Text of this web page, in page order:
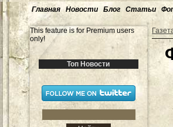
Главная Новости Блог Статьи
This feature is for Premium users
only!
Топ Новости